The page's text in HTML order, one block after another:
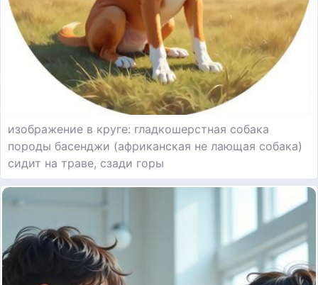
изображение в круге: гладкошерстная собака
породы басенджи (африканская не лающая собака)
сидит на траве, сзади горы